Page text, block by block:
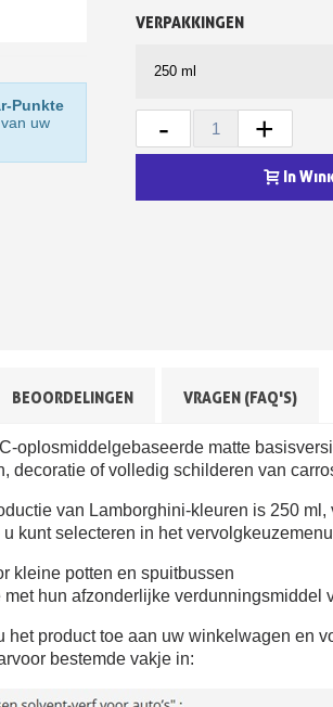
Schrijf je in voor
Je online offerte
Deel je creaties en
Verzamel
5€ korting op
Schrijf je in voor
Punkte
uw
VERPAKKINGEN
- +
In
BEOORDELINGEN VRAGEN (FAQ'S)
oplosmiddelgebaseerde matte
decoratie of volledig schilderen van
van Lamborghini-kleuren is 250 ml,
kunt selecteren in het
kleine potten en spuitbussen
hun afzonderlijke verdunningsmiddel
het product toe aan uw winkelwagen en
bestemde vakje in: